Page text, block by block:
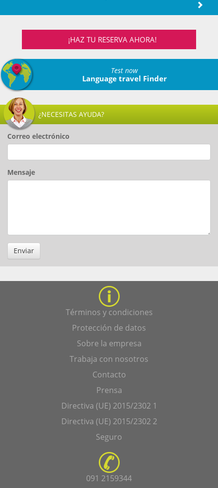
¡HAZ TU RESERVA AHORA!
Test now
Language travel Finder
¿NECESITAS AYUDA?
Correo electrónico
Mensaje
Enviar
Términos y condiciones
Protección de datos
Sobre la empresa
Trabaja con nosotros
Contacto
Prensa
Directiva (UE) 2015/2302 1
Directiva (UE) 2015/2302 2
Seguro
091 2159344